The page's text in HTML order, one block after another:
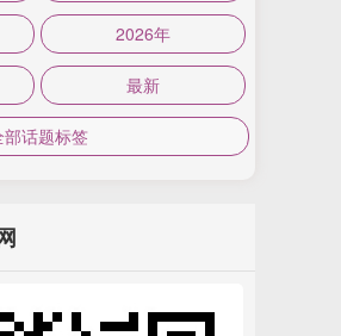
2026年
最新
部话题标签